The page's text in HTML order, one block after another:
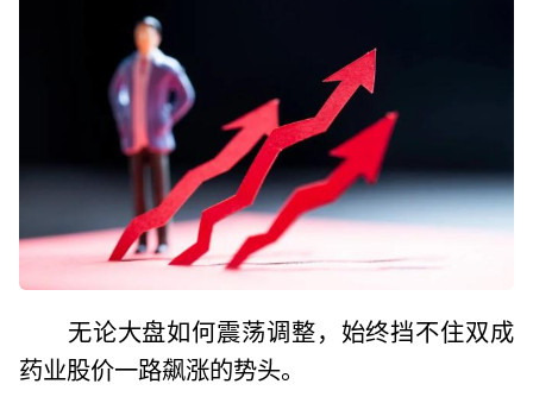
无论大盘如何震荡调整，始终挡不住双成
药业股价一路飙涨的势头。